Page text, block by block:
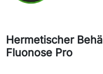
Hermetischer
Fluonose Pro